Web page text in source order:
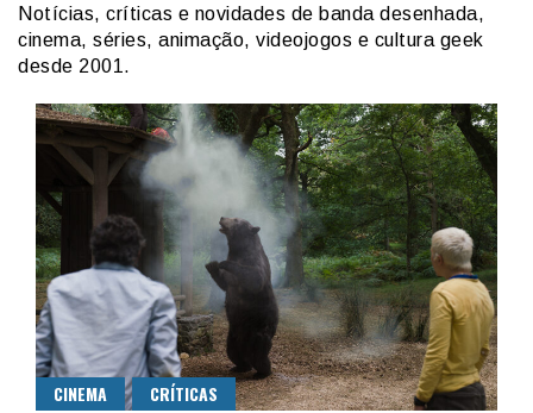
Notícias, críticas e novidades de banda desenhada,
cinema, séries, animação, videojogos e cultura geek
desde 2001.
CINEMA CRÍTICAS